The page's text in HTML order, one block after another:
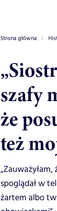
Strona główna
szafy
że
też
„Zauważyłam,
spoglądał w
żartem albo